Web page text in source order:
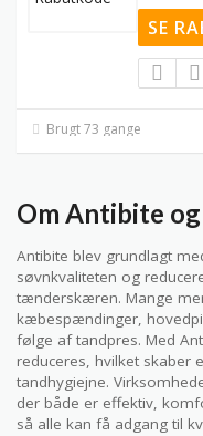
SE
Brugt 73 gange
Om Antibite
Antibite blev grundlagt
søvnkvaliteten og
tænderskæren. Mange
kæbespændinger,
følge af tandpres. Med
reduceres, hvilket skaber
tandhygiejne.
der både er effektiv,
så alle kan få adgang til